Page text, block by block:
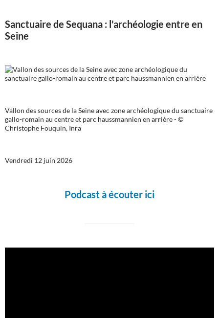
Sanctuaire de Sequana : l'archéologie entre en
Seine
Vallon des sources de la Seine avec zone archéologique du sanctuaire
gallo-romain au centre et parc haussmannien en arrière - ©
Christophe Fouquin, Inra
Vendredi 12 juin 2026
Podcast à écouter ici